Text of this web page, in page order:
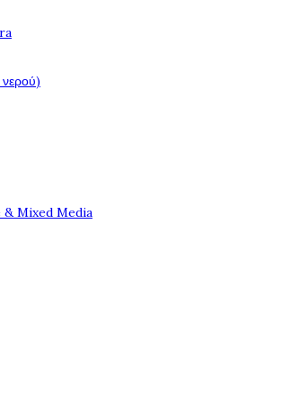
& Mixed Media